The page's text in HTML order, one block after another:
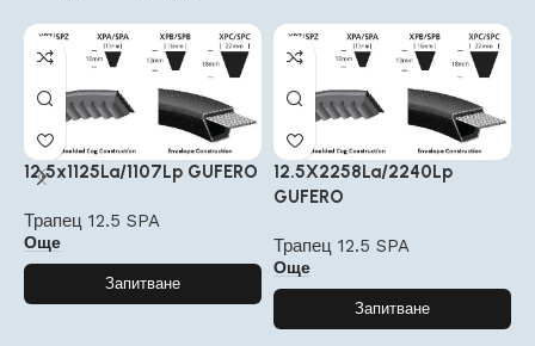
12.5x1125La/1107Lp GUFERO
Трапец 12.5 SPA
Още
Запитване
12.5X2258La/2240Lp
GUFERO
Трапец 12.5 SPA
Още
Запитване